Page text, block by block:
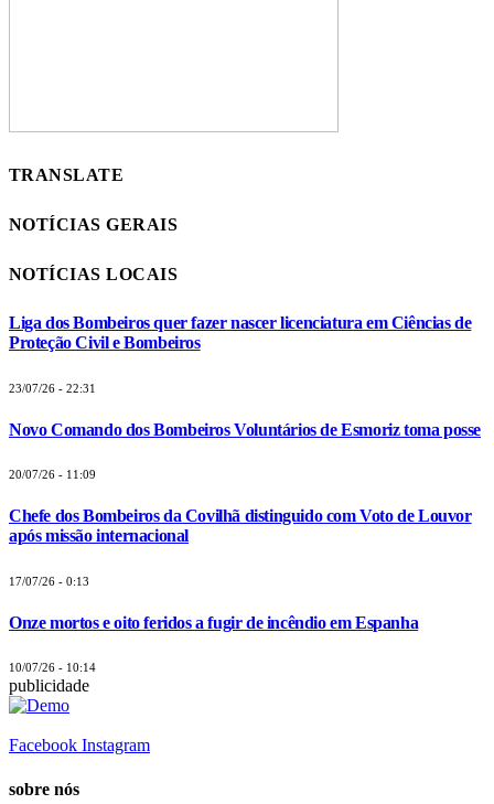
TRANSLATE
NOTÍCIAS GERAIS
NOTÍCIAS LOCAIS
Liga dos Bombeiros quer fazer nascer licenciatura em Ciências de
Proteção Civil e Bombeiros
23/07/26 - 22:31
Novo Comando dos Bombeiros Voluntários de Esmoriz toma posse
20/07/26 - 11:09
Chefe dos Bombeiros da Covilhã distinguido com Voto de Louvor
após missão internacional
17/07/26 - 0:13
Onze mortos e oito feridos a fugir de incêndio em Espanha
10/07/26 - 10:14
publicidade
Facebook Instagram
sobre nós